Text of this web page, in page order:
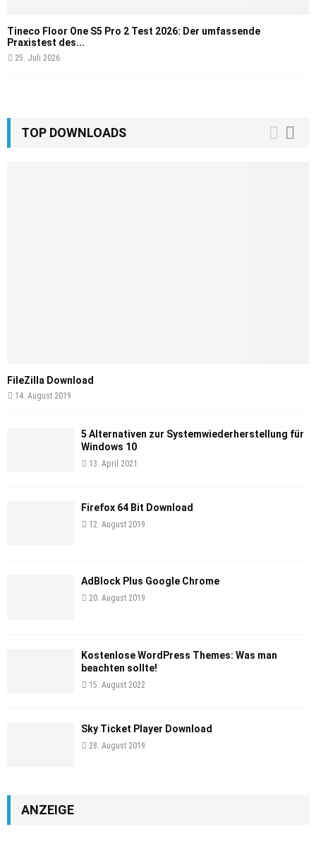
Tineco Floor One S5 Pro 2 Test 2026: Der umfassende
Praxistest des...
25. Juli 2026
TOP DOWNLOADS
FileZilla Download
14. August 2019
5 Alternativen zur Systemwiederherstellung für
Windows 10
13. April 2021
Firefox 64 Bit Download
12. August 2019
AdBlock Plus Google Chrome
20. August 2019
Kostenlose WordPress Themes: Was man
beachten sollte!
15. August 2022
Sky Ticket Player Download
28. August 2019
ANZEIGE